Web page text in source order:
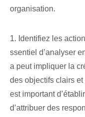
organisation.
1. Identifiez les
ssentiel d’analyser
a peut impliquer la
des objectifs clairs
est important
d’attribuer des